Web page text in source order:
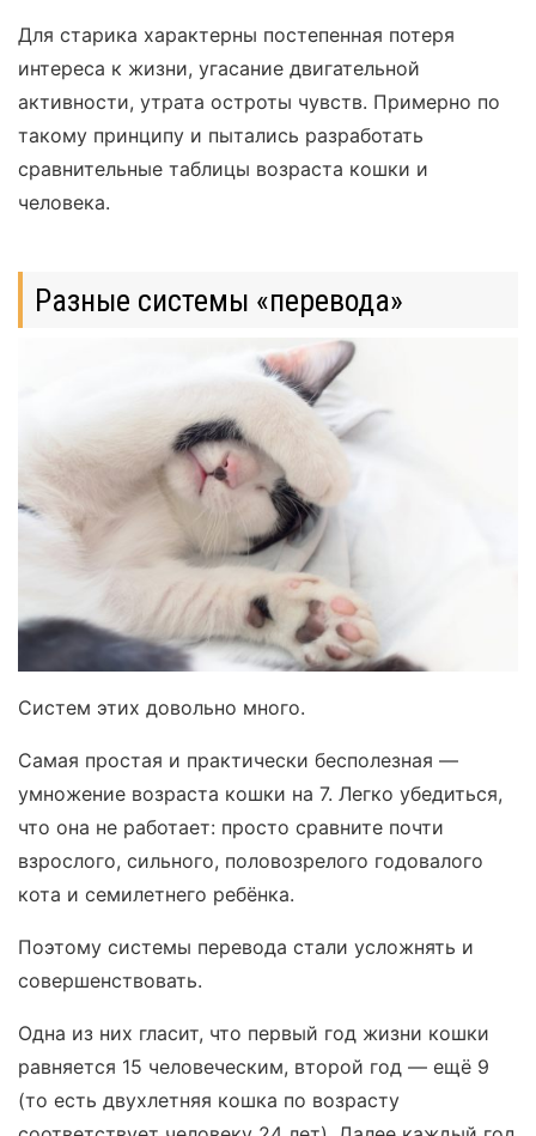
Для старика характерны постепенная потеря
интереса к жизни, угасание двигательной
активности, утрата остроты чувств. Примерно по
такому принципу и пытались разработать
сравнительные таблицы возраста кошки и
человека.
Разные системы «перевода»
Систем этих довольно много.
Самая простая и практически бесполезная —
умножение возраста кошки на 7. Легко убедиться,
что она не работает: просто сравните почти
взрослого, сильного, половозрелого годовалого
кота и семилетнего ребёнка.
Поэтому системы перевода стали усложнять и
совершенствовать.
Одна из них гласит, что первый год жизни кошки
равняется 15 человеческим, второй год — ещё 9
(то есть двухлетняя кошка по возрасту